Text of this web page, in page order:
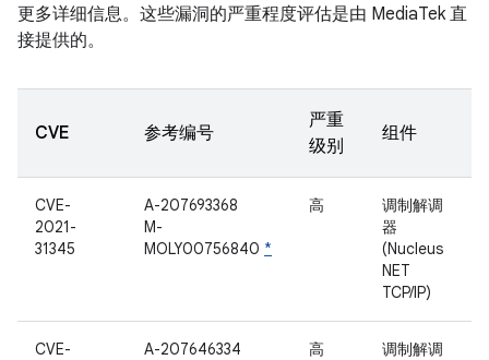
更多详细信息。这些漏洞的严重程度评估是由 MediaTek 直
接提供的。
CVE 参考编号
严重
级别
组件
CVE-
2021-
31345
A-207693368
M-
MOLY00756840 *
高
调制解调
器
(Nucleus
NET
TCP/IP)
CVE-
A-207646334
高
调制解调